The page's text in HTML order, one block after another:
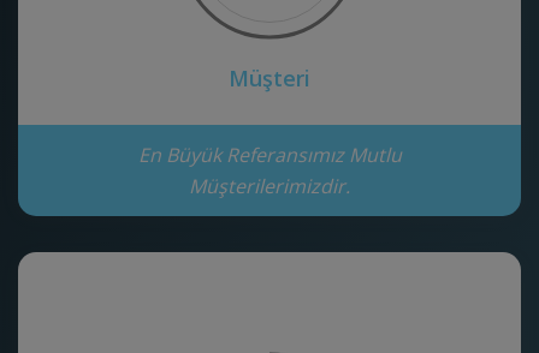
Müşteri
En Büyük Referansımız Mutlu
Müşterilerimizdir.